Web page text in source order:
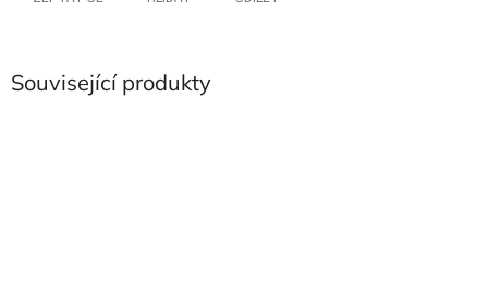
Související produkty